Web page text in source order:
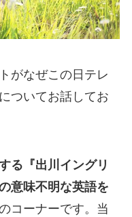
がなぜこの日テレ
ついてお話してお
る『出川イングリ
意味不明な英語を
コーナーです。当